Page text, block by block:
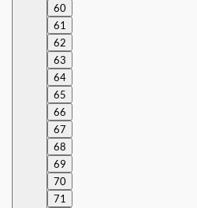
60
61
62
63
64
65
66
67
68
69
70
71